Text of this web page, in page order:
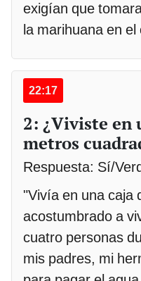
exigían que
la marihuana en el
22:17
2: ¿Viviste en
metros
Respuesta: Sí/
"Vivía en una caja
acostumbrado a
cuatro personas
mis padres, mi